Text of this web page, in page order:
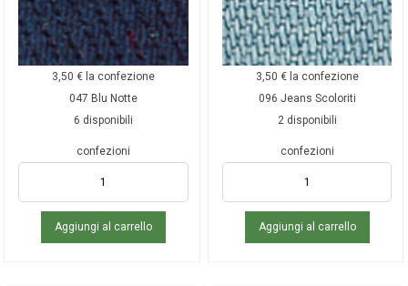
3,50 € la confezione
047 Blu Notte
6 disponibili
confezioni
Aggiungi al carrello
3,50 € la confezione
096 Jeans Scoloriti
2 disponibili
confezioni
Aggiungi al carrello